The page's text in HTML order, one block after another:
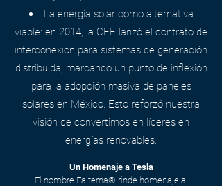
La energía solar como alternativa
viable: en 2014, la CFE lanzó el contrato de
interconexión para sistemas de generación
distribuida, marcando un punto de inflexión
para la adopción masiva de paneles
solares en México. Esto reforzó nuestra
visión de convertirnos en líderes en
energías renovables.
Un Homenaje a Tesla
El nombre Ealterna® rinde homenaje al